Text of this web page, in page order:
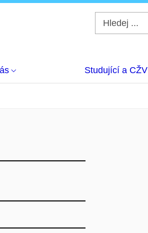
Studující a CŽV